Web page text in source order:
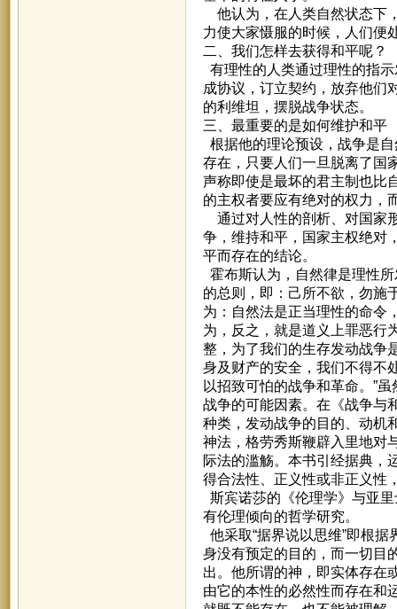
他认为，在人类自然状态下
力使大家慑服的时候，人们便
二、我们怎样去获得和平呢？
有理性的人类通过理性的指
成协议，订立契约，放弃他们
的利维坦，摆脱战争状态。
三、最重要的是如何维护和平
根据他的理论预设，战争是
存在，只要人们一旦脱离了国
声称即使是最坏的君主制也比
的主权者要应有绝对的权力，
通过对人性的剖析、对国家
争，维持和平，国家主权绝对
平而存在的结论。
霍布斯认为，自然律是理性
的总则，即：己所不欲，勿施
为：自然法是正当理性的命令
为，反之，就是道义上罪恶行
整，为了我们的生存发动战争
身及财产的安全，我们不得不
以招致可怕的战争和革命。”
战争的可能因素。在《战争与
种类，发动战争的目的、动机
神法，格劳秀斯鞭辟入里地对
际法的滥觞。本书引经据典，
得合法性、正义性或非正义性
斯宾诺莎的《伦理学》与亚
有伦理倾向的哲学研究。
他采取“据界说以思维”即根
身没有预定的目的，而一切目
出。他所谓的神，即实体存在
由它的本性的必然性而存在和